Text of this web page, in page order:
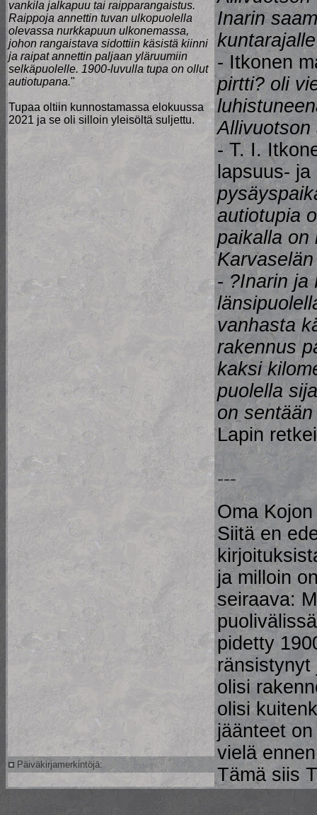
Inarin
- Itkonen
pirtti? oli
Allivuotson
- T. I.
lapsuus-
autiotupia
paikalla on
- ?Inarin ja
vanhasta
rakennus
kaksi
puolella
on
Lapin
---
Oma
Siitä en
ja milloin
seiraava:
pidetty
ränsistynyt
olisi
olisi
jäänteet
vielä
Tämä siis
vankila jalkapuu tai raipparangaistus.
Raippoja annettin tuvan ulkopuolella
olevassa nurkkapuun ulkonemassa,
johon rangaistava sidottiin käsistä kiinni
ja raipat annettin paljaan yläruumiin
selkäpuolelle. 1900-luvulla tupa on ollut
autiotupana."
Tupaa oltiin kunnostamassa elokuussa
2021 ja se oli silloin yleisöltä suljettu.
Päiväkirjamerkintöjä: